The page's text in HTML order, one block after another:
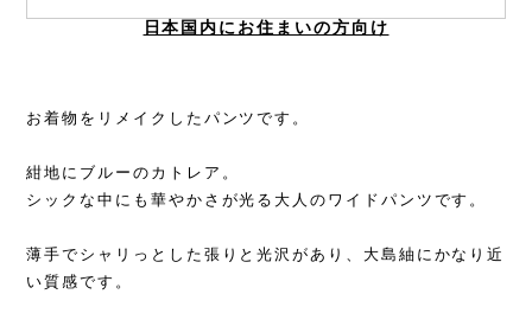
日本国内にお住まいの方向け
お着物をリメイクしたパンツです。
紺地にブルーのカトレア。
シックな中にも華やかさが光る大人のワイドパンツです。
薄手でシャリっとした張りと光沢があり、大島紬にかなり近
い質感です。